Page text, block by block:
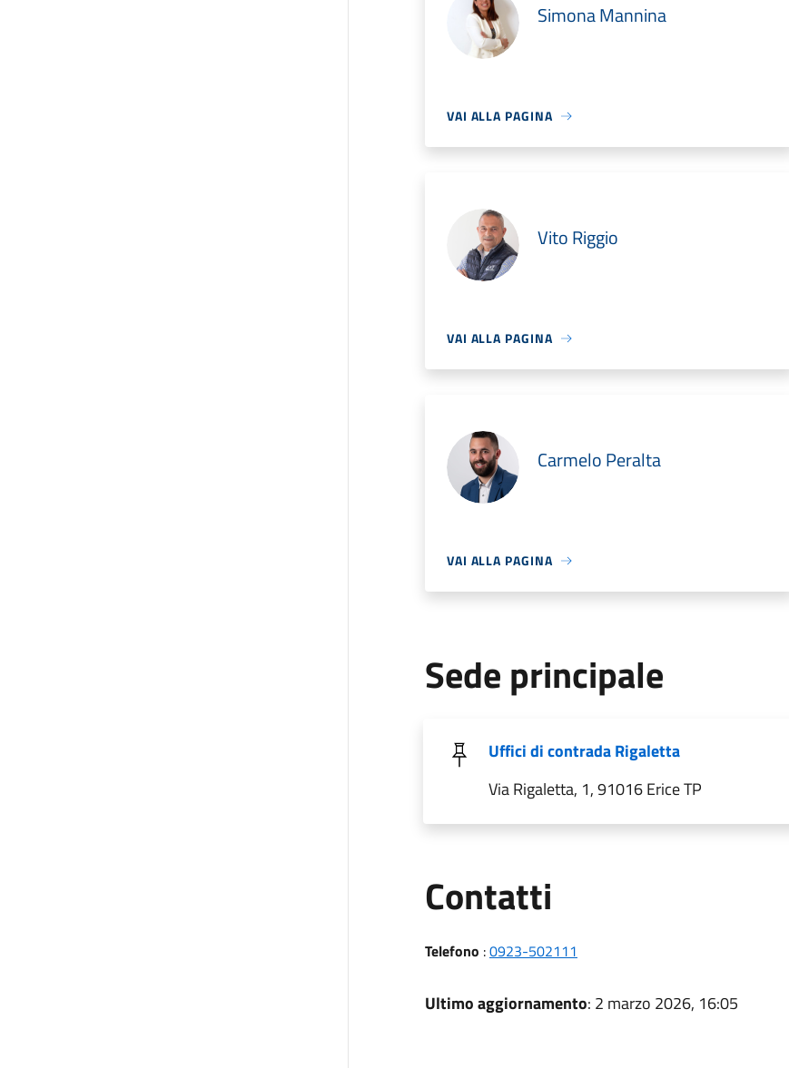
Simona Mannina
VAI ALLA PAGINA
Vito Riggio
VAI ALLA PAGINA
Carmelo Peralta
VAI ALLA PAGINA
Sede principale
Uffici di contrada Rigaletta
Via Rigaletta, 1, 91016 Erice TP
Contatti
Telefono :0923-502111
Ultimo aggiornamento: 2 marzo 2026, 16:05